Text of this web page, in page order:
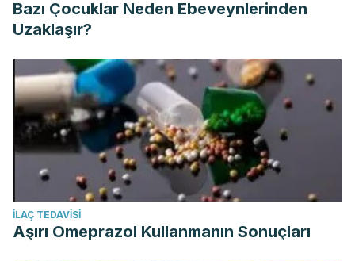
Bazı Çocuklar Neden Ebeveynlerinden
Uzaklaşır?
İLAÇ TEDAVISI
Aşırı Omeprazol Kullanmanın Sonuçları